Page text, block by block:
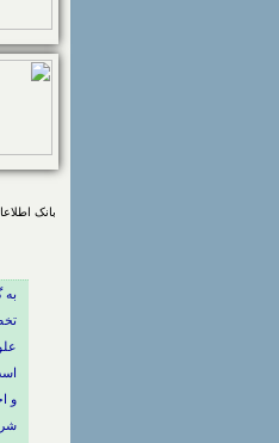
بانک اطلاعاتی تمام موارد |